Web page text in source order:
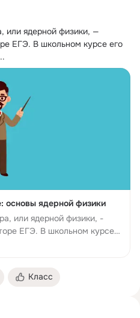
или ядерной физики, —
ЕГЭ. В школьном курсе его
основы ядерной физики
или ядерной физики, -
ЕГЭ. В школьном курсе
учебного года и очень
Класс